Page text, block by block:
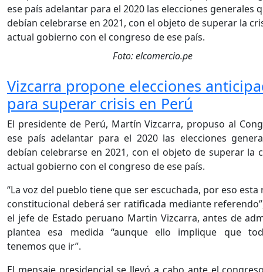
Foto: elcomercio.pe
Vizcarra propone elecciones
para superar crisis en Perú
El presidente de Perú, Martín Vizcarra, propuso al
ese país adelantar para el 2020 las elecciones
debían celebrarse en 2021, con el objeto de superar la
actual gobierno con el congreso de ese país.
“La voz del pueblo tiene que ser escuchada, por eso
constitucional deberá ser ratificada mediante
el jefe de Estado peruano Martin Vizcarra, antes de
plantea esa medida “aunque ello implique que
tenemos que ir”.